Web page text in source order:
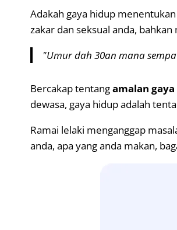
Adakah gaya hidup
zakar dan seksual anda,
"Umur dah 30an mana
Bercakap tentangamalan
dewasa, gaya hidup adalah
Ramai lelaki menganggap
anda, apa yang anda makan,